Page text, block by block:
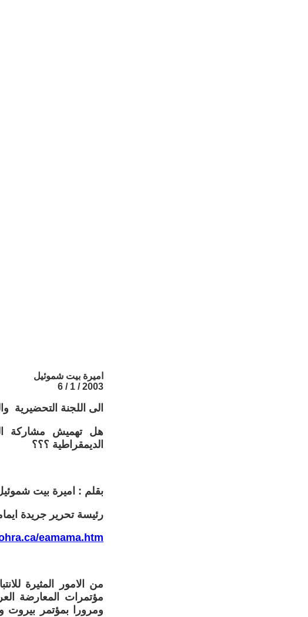
اميرة بيت شموئيل
2003 / 1 / 6
الى اللجنة التحضيرية
هل تهميش مشاركة
الديمقراطية ؟؟؟
بقلم : اميرة بيت
رئيسة تحرير جريدة
eamama.htm
من الامور المثيرة